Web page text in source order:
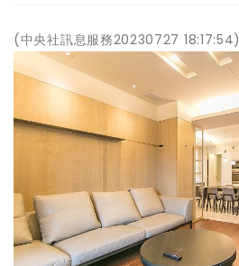
(中央社訊息服務20230727 18:17:54)